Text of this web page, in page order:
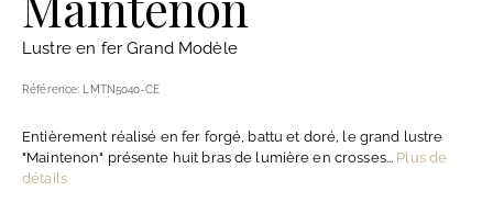
e
m
e
r
e
Lustre en fer Grand Modèle
Référence: LMTN5040-CE
Entièrement réalisé en fer forgé, battu et doré, le grand lustre
"Maintenon" présente huit bras de lumière en crosses... Plus de
détails